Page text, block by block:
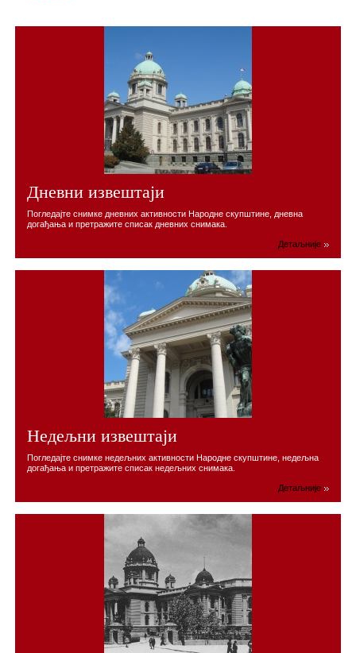
Дневни извештаји
Погледајте снимке дневних активности Народне скупштине, дневна
догађања и претражите списак дневних снимака.
Детаљније
Недељни извештаји
Погледајте снимке недељних активности Народне скупштине, недељна
догађања и претражите списак недељних снимака.
Детаљније